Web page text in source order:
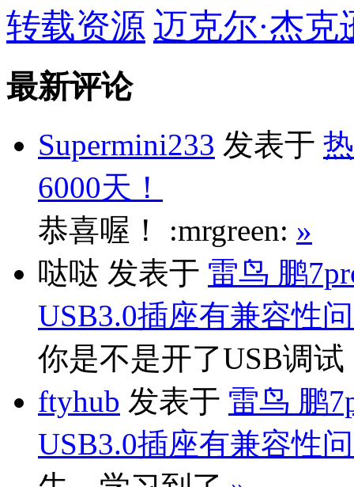
转载资源 迈克尔·杰克
最新评论
Supermini233 发表于
6000天！
恭喜喔！ :mrgreen: »
哒哒 发表于 雷鸟 鹏
USB3.0插座有兼容性
你是不是开了USB调
ftyhub 发表于 雷鸟 鹏
USB3.0插座有兼容性